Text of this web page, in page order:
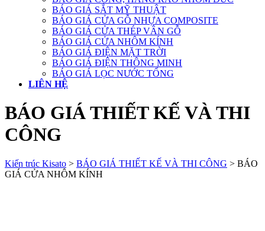
BÁO GIÁ SẮT MỸ THUẬT
BÁO GIÁ CỬA GỖ NHỰA COMPOSITE
BÁO GIÁ CỬA THÉP VÂN GỖ
BÁO GIÁ CỬA NHÔM KÍNH
BÁO GIÁ ĐIỆN MẶT TRỜI
BÁO GIÁ ĐIỆN THÔNG MINH
BÁO GIÁ LỌC NƯỚC TỔNG
LIÊN HỆ
BÁO GIÁ THIẾT KẾ VÀ THI
CÔNG
Kiến trúc Kisato > BÁO GIÁ THIẾT KẾ VÀ THI CÔNG > BÁO
GIÁ CỬA NHÔM KÍNH